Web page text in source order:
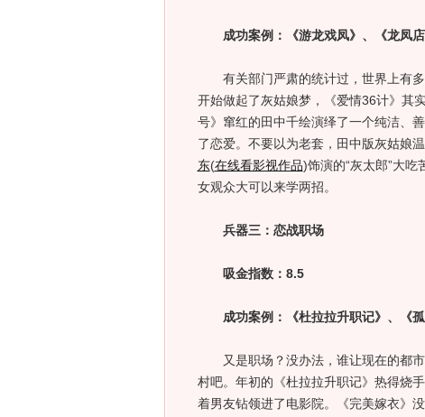
成功案例：《游龙戏凤》、《龙凤店
有关部门严肃的统计过，世界上有多
开始做起了灰姑娘梦，《爱情36计》其
号》窜红的田中千绘演绎了一个纯洁、
了恋爱。不要以为老套，田中版灰姑娘
东(在线看影视作品)饰演的“灰太郎”大
女观众大可以来学两招。
兵器三：恋战职场
吸金指数：8.5
成功案例：《杜拉拉升职记》、《孤
又是职场？没办法，谁让现在的都市
村吧。年初的《杜拉拉升职记》热得烧
着男友钻领进了电影院。《完美嫁衣》